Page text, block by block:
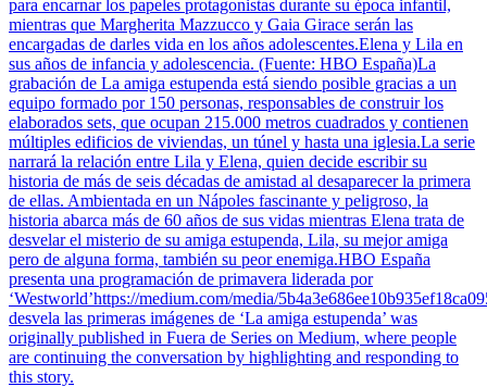
para encarnar los papeles protagonistas durante su época infantil,
mientras que Margherita Mazzucco y Gaia Girace serán las
encargadas de darles vida en los años adolescentes.Elena y Lila en
sus años de infancia y adolescencia. (Fuente: HBO España)La
grabación de La amiga estupenda está siendo posible gracias a un
equipo formado por 150 personas, responsables de construir los
elaborados sets, que ocupan 215.000 metros cuadrados y contienen
múltiples edificios de viviendas, un túnel y hasta una iglesia.La serie
narrará la relación entre Lila y Elena, quien decide escribir su
historia de más de seis décadas de amistad al desaparecer la primera
de ellas. Ambientada en un Nápoles fascinante y peligroso, la
historia abarca más de 60 años de sus vidas mientras Elena trata de
desvelar el misterio de su amiga estupenda, Lila, su mejor amiga
pero de alguna forma, también su peor enemiga.HBO España
presenta una programación de primavera liderada por
‘Westworld’https://medium.com/media/
desvela las primeras imágenes de ‘La amiga estupenda’ was
originally published in Fuera de Series on Medium, where people
are continuing the conversation by highlighting and responding to
this story.